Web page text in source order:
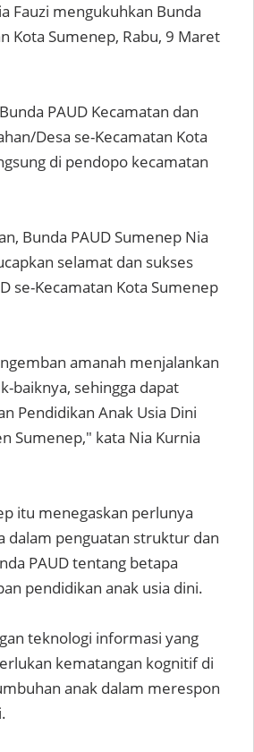
Fauzi mengukuhkan Bunda
Kota Sumenep, Rabu, 9 Maret
PAUD Kecamatan dan
Desa se-Kecamatan Kota
di pendopo kecamatan
Bunda PAUD Sumenep Nia
selamat dan sukses
se-Kecamatan Kota Sumenep
amanah menjalankan
baiknya, sehingga dapat
Pendidikan Anak Usia Dini
Sumenep," kata Nia Kurnia
itu menegaskan perlunya
dalam penguatan struktur dan
PAUD tentang betapa
pendidikan anak usia dini.
teknologi informasi yang
kematangan kognitif di
anak dalam merespon